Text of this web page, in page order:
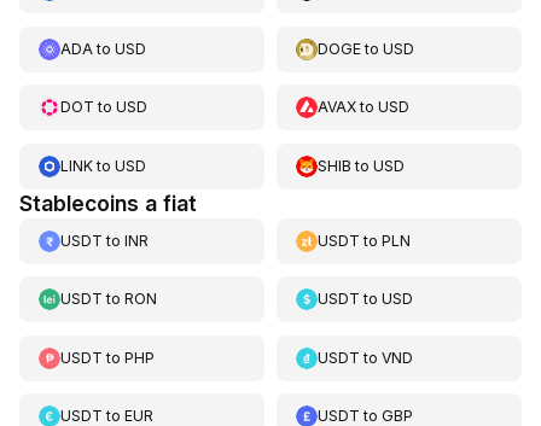
ADA to USD DOGEtoUSD
DOT to USD AVAXtoUSD
LINKto USD SHIB toUSD
Stablecoins a fiat
USDT to INR USDT toPLN
USDT to RON USDT toUSD
USDT to PHP USDT toVND
USDT to EUR USDT toGBP